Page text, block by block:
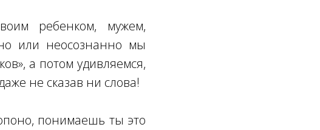
ребенком, мужем,
или неосознанно мы
а потом удивляемся,
не сказав ни слова!
понимаешь ты это